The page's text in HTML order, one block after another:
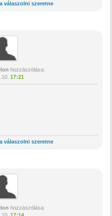
válaszolni szeretne
hozzászólása:
17:21
válaszolni szeretne
hozzászólása: